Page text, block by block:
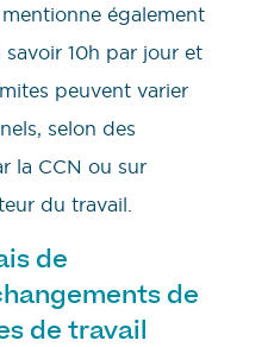
également
savoir 10h par jour et
peuvent varier
selon des
la CCN ou sur
du travail.
de
de
de travail